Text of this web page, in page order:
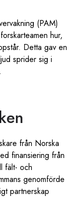
(PAM)
hur,
Detta gav en
sprider sig i
från Norska
finansiering från
fält- och
genomförde
partnerskap